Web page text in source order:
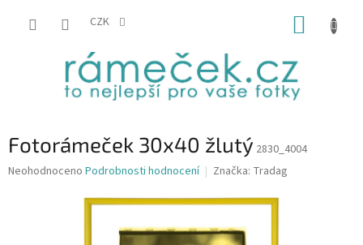
CZK
Fotorámeček 30x40 žlutý 2830_4004
Průměrné
Neohodnoceno Podrobnosti hodnocení Značka: Tradag